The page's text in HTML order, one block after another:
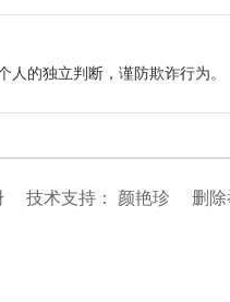
的独立判断，谨防欺诈行为。
技术支持 ： 颜艳珍 删除